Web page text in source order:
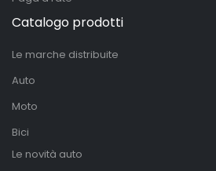
Catalogo prodotti
Le marche distribuite
Auto
Moto
Bici
Le novità auto